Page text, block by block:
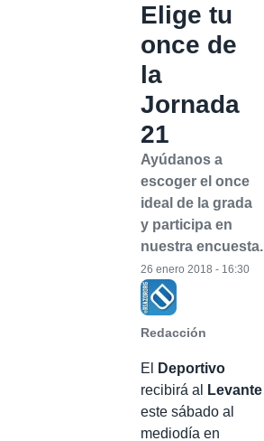
Elige tu
once de
la
Jornada
21
Ayúdanos a
escoger el once
ideal de la grada
y participa en
nuestra encuesta.
Redacción
26 enero 2018 - 16:30
El
Deportivo
recibirá al
Levante
este sábado al
mediodía en